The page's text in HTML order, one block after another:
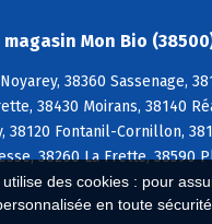
des cookies : pour
en toute
Mon Bio
38360 Sassenage,
38430 Moirans, 38140
38120 Fontanil-Cornillon,
38260 La Frette, 38590